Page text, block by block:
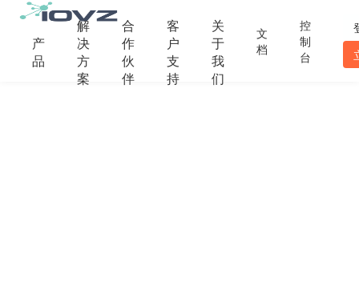
产
品
解
决
方
案
合
作
伙
伴
客
户
支
持
关
于
我
们
文
档
控
制
台